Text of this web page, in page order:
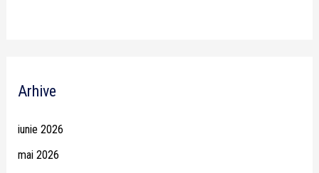
Arhive
iunie 2026
mai 2026